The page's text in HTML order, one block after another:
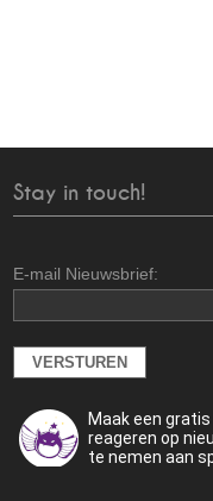
Stay in touch!
E-mail Nieuwsbrief:
Maak een
reageren op
te nemen aan